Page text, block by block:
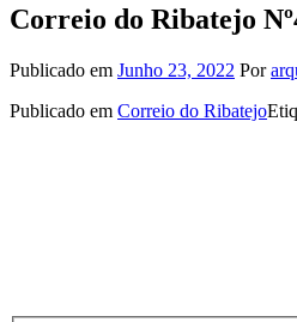
Correio do Ribatejo
Publicado em Junho 23, 2022 Por
Publicado em Correio do Ribatejo